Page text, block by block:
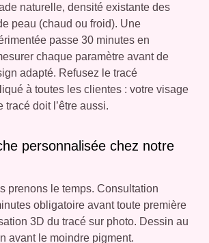
naturelle, densité existante des
peau (chaud ou froid). Une
passe 30 minutes en
chaque paramètre avant de
adapté. Refusez le tracé
à toutes les clientes : votre visage
tracé doit l’être aussi.
personnalisée chez notre
prenons le temps. Consultation
obligatoire avant toute première
3D du tracé sur photo. Dessin au
avant le moindre pigment.